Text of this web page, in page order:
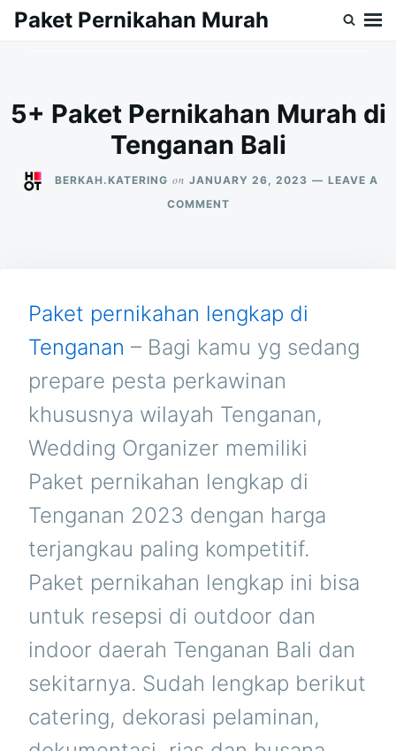
SkipSearch
Paket Pernikahan Murah
5+ Paket Pernikahan Murah di
Tenganan Bali
BERKAH.KATERING on JANUARY 26, 2023
LEAVE A
COMMENTON
TENGANAN
BALI
Paket pernikahan lengkap di
Tenganan – Bagi kamu yg sedang
prepare pesta perkawinan
khususnya wilayah Tenganan,
Wedding Organizer memiliki
Paket pernikahan lengkap di
Tenganan 2023 dengan harga
terjangkau paling kompetitif.
Paket pernikahan lengkap ini bisa
untuk resepsi di outdoor dan
indoor daerah Tenganan Bali dan
sekitarnya. Sudah lengkap berikut
catering, dekorasi pelaminan,